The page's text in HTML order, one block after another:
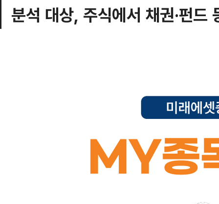
분석 대상, 주식에서 채권·펀드